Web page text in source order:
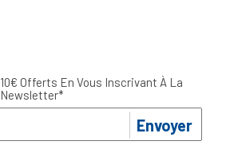
10€ Offerts En Vous Inscrivant À La
Newsletter*
Envoyer